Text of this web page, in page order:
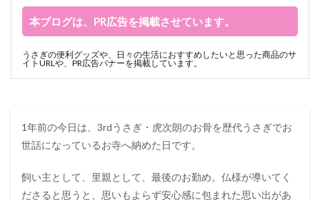
本ブログは、PR広告を掲載させています。
うさぎの便利グッズや、日々の生活におすすめしたいと思った商品のサ
イトURLや、PR広告バナーを掲載しています。
1年前の今日は、3rdうさぎ・虎次朗のお骨を歴代うさぎでお
世話になっているお寺へ納めた日です。
飼い主として、里親として、最後のお勤め。仏様が導いてく
ださると思うと、思いもよらず安心感に包まれた思い出があ